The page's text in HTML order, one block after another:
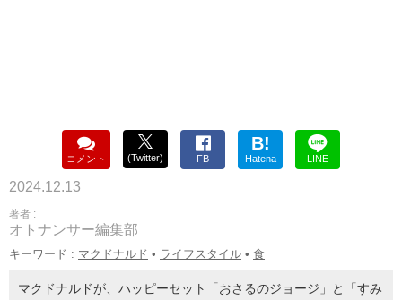
コメント (Twitter) FB
B!
Hatena LINE
2024.12.13
著者 :
オトナンサー編集部
キーワード : マクドナルド • ライフスタイル • 食
マクドナルドが、ハッピーセット「おさるのジョージ」と「すみ